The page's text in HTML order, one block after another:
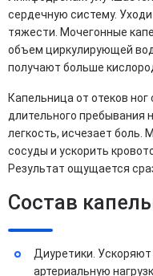
сердечную систему.
тяжести. Мочегонные
объем циркулирующей
получают больше
Капельница от отеков ног
длительного пребывания
легкость, исчезает боль.
сосуды и ускорить
Результат ощущается
Состав
Диуретики.
артериальную